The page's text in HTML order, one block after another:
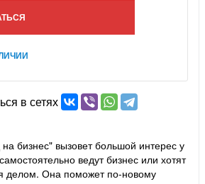
в сетях
бизнес" вызовет большой интерес у
ведут бизнес или хотят
делом. Она поможет по-новому